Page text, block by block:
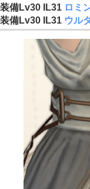
装備Lv30 IL31 ロミ
装備Lv30 IL31 ウル